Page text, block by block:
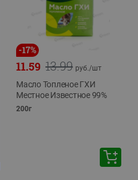
-17%
13.99
11.59 руб./шт
Масло Топленое ГХИ
Местное Известное 99%
200г